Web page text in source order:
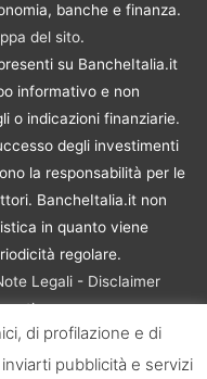
banche e finanza.
del sito.
su BancheItalia.it
informativo e non
o indicazioni finanziarie.
degli investimenti
la responsabilità per le
BancheItalia.it non
in quanto viene
regolare.
Legali- Disclaimer
i diritti sono riservati. |
di BancheItalia.it:
di profilazione e di
pubblicità e servizi